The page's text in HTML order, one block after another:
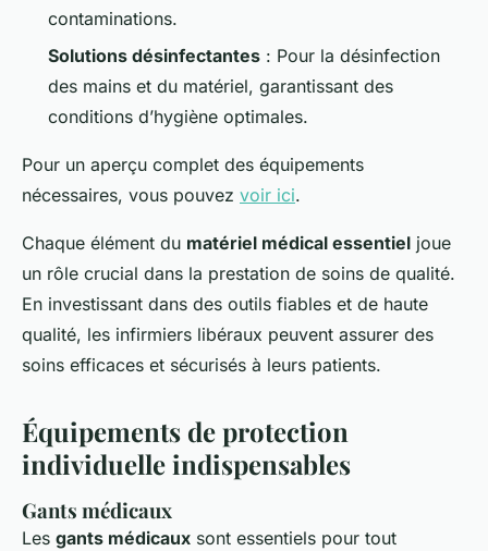
contaminations.
Solutions désinfectantes : Pour la désinfection
des mains et du matériel, garantissant des
conditions d’hygiène optimales.
Pour un aperçu complet des équipements
nécessaires, vous pouvez voir ici.
Chaque élément du matériel médical essentiel joue
un rôle crucial dans la prestation de soins de qualité.
En investissant dans des outils fiables et de haute
qualité, les infirmiers libéraux peuvent assurer des
soins efficaces et sécurisés à leurs patients.
Équipements de protection
individuelle indispensables
Gants médicaux
Les gants médicaux sont essentiels pour tout